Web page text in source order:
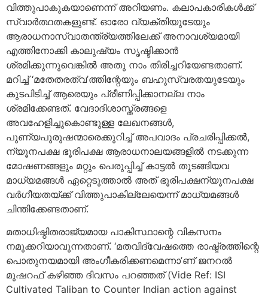
വിത്തുപാകുകയാണെന്ന് അറിയണം. കലാപകാരികള്‍ക്ക്
സ്വാര്‍ത്ഥതകളുണ്ട്. ഓരോ വ്യക്തിയുടേയും
ആരാധനാസ്വാതന്ത്ര്യത്തിലേക്ക് അനാവശ്യമായി
എത്തിനോക്കി കാലുഷ്യം സൃഷ്ടിക്കാന്‍
ശ്രമിക്കുന്നുവെങ്കില്‍ അതു നാം തിരിച്ചറിയേണ്ടതാണ്.
മറിച്ച് ‘മതേതരത്വ’ത്തിന്റേയും ബഹുസ്വരതയുടേയും
കുടപിടിച്ച് ആരെയും പ്രീണിപ്പിക്കാനല്ല നാം
ശ്രമിക്കേണ്ടത്. വേദാദിശാസ്ത്രങ്ങളെ
അവഹേളിച്ചുകൊണ്ടുള്ള ലേഖനങ്ങള്‍,
പുണ്യപുരുഷന്മാരെക്കുറിച്ച് അപവാദം പ്രചരിപ്പിക്കല്‍,
ന്യൂനപക്ഷ ഭൂരിപക്ഷ ആരാധനാലയങ്ങളില്‍ നടക്കുന്ന
മോഷണങ്ങളും മറ്റും പെരുപ്പിച്ച് കാട്ടല്‍ തുടങ്ങിയവ
മാധ്യമങ്ങള്‍ ഏറ്റെടുത്താല്‍ അത് ഭൂരിപക്ഷന്യൂനപക്ഷ
വര്‍ഗീയതയ്ക്ക് വിത്തുപാകില്ലേയെന്ന് മാധ്യമങ്ങള്‍
ചിന്തിക്കേണ്ടതാണ്.
മതാധിഷ്ഠിതരാജ്യമായ പാകിസ്ഥാന്റെ വികസനം
നമുക്കറിയാവുന്നതാണ്. ‘മതവിദ്വേഷത്തെ രാഷ്ട്രത്തിന്റെ
പൊതുനയമായി അംഗീകരിക്കണമെന്നാ’ണ് ജനറല്‍
മുഷറഫ് കഴിഞ്ഞ ദിവസം പറഞ്ഞത് (Vide Ref: ISI
Cultivated Taliban to Counter Indian action against